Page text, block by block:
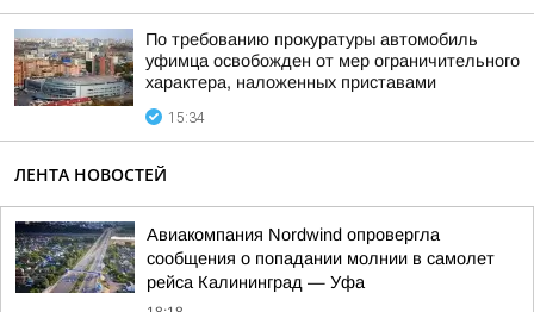
По требованию прокуратуры автомобиль
уфимца освобожден от мер ограничительного
характера, наложенных приставами
15:34
ЛЕНТА НОВОСТЕЙ
Авиакомпания Nordwind опровергла
сообщения о попадании молнии в самолет
рейса Калининград — Уфа